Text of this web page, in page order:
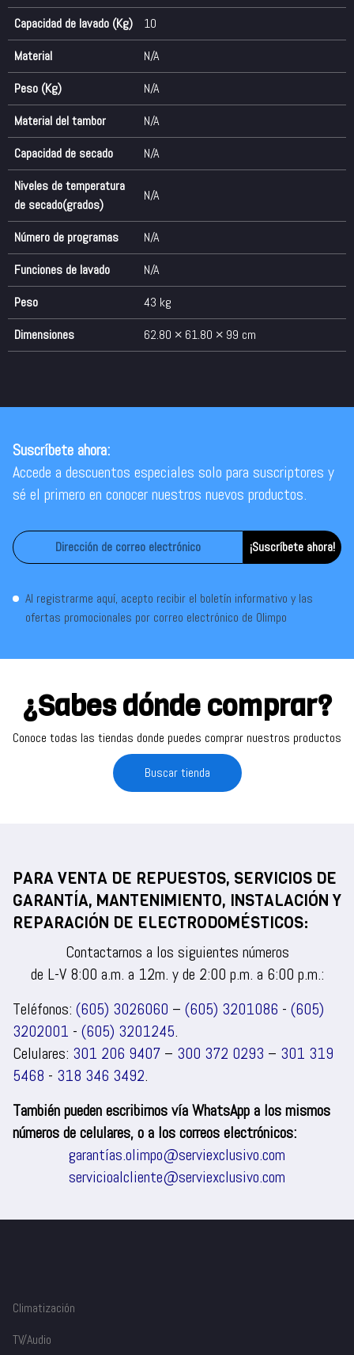
Capacidad de lavado (Kg)
10
Material
N/A
Peso (Kg)
N/A
Material del tambor
N/A
Capacidad de secado
N/A
Niveles de temperatura
de secado(grados)
N/A
Número de programas
N/A
Funciones de lavado
N/A
Peso
43 kg
Dimensiones
62.80 × 61.80 × 99 cm
Suscríbete ahora:
Accede a descuentos especiales solo para suscriptores y
sé el primero en conocer nuestros nuevos productos.
¡Suscríbete ahora!
Al registrarme aquí, acepto recibir el boletín informativo y las
ofertas promocionales por correo electrónico de Olimpo
¿Sabes dónde comprar?
Conoce todas las tiendas donde puedes comprar nuestros productos
Buscar tienda
PARA VENTA DE REPUESTOS, SERVICIOS DE
GARANTÍA, MANTENIMIENTO, INSTALACIÓN Y
REPARACIÓN DE ELECTRODOMÉSTICOS:
Contactarnos a los siguientes números
de L-V 8:00 a.m. a 12m. y de 2:00 p.m. a 6:00 p.m.:
Teléfonos: (605) 3026060 – (605) 3201086 - (605)
3202001 - (605) 3201245.
Celulares: 301 206 9407 – 300 372 0293 – 301 319
5468 - 318 346 3492.
También pueden escribirnos vía WhatsApp a los mismos
números de celulares, o a los correos electrónicos:
garantías.olimpo@serviexclusivo.com
servicioalcliente@serviexclusivo.com
Climatización
TV/Audio